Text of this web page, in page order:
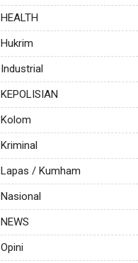
HEALTH
Hukrim
Industrial
KEPOLISIAN
Kolom
Kriminal
Lapas / Kumham
Nasional
NEWS
Opini